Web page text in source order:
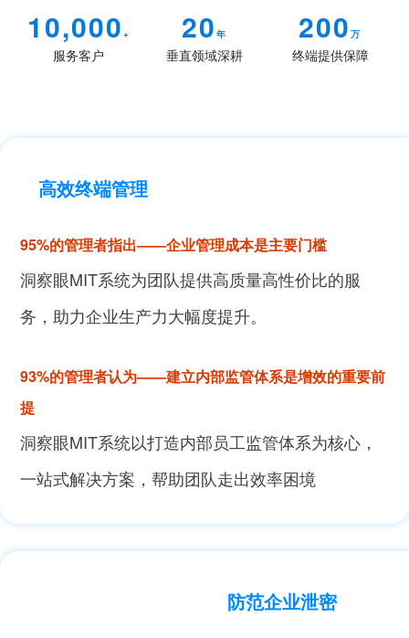
10,000 +
服务客户
20 年
垂直领域深耕
200万
终端提供保障
高效终端管理
95%的管理者指出——企业管理成本是主要门槛
洞察眼MIT系统为团队提供高质量高性价比的服
务，助力企业生产力大幅度提升。
93%的管理者认为——建立内部监管体系是增效的重要前
提
洞察眼MIT系统以打造内部员工监管体系为核心，
一站式解决方案，帮助团队走出效率困境
防范企业泄密